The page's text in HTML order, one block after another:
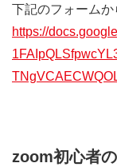
下記のフォームか
https://
zoom初心者